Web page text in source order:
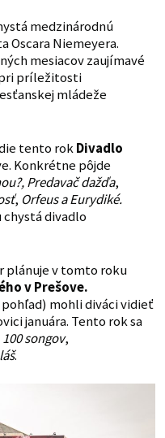
medzinárodnú
Oscara Niemeyera.
mesiacov zaujímavé
príležitosti
mládeže
tento rokDivadlo
Konkrétne pôjde
Predavač dažďa,
, Orfeus a Eurydiké.
divadlo
plánuje v tomto roku
v Prešove.
mohli diváci vidieť
januára. Tento rok sa
100 songov,
.